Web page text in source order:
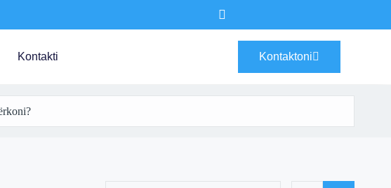
Kontakti Kontaktoni